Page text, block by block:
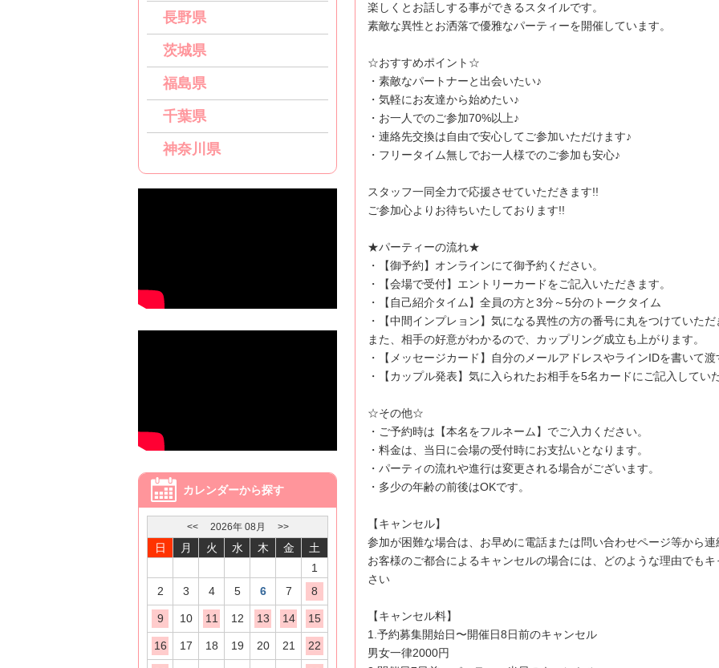
長野県
茨城県
福島県
千葉県
神奈川県
カレンダーから探す
<< 2026年 08 月 >>
日 月 火 水 木 金
土
1
2
3 4 5 6 7 8
9 10 11 12 13 14 15
16 17 18 19 20 21 22
楽しくとお話しする事ができるスタイルです。
素敵な異性とお洒落で優雅なパーティーを開催しています。
☆おすすめポイント☆
・素敵なパートナーと出会いたい♪
・気軽にお友達から始めたい♪
・お一人でのご参加70%以上♪
・連絡先交換は自由で安心してご参加いただけます♪
・フリータイム無しでお一人様でのご参加も安心♪
スタッフ一同全力で応援させていただきます!!
ご参加心よりお待ちいたしております!!
★パーティーの流れ★
・【御予約】オンラインにて御予約ください。
・【会場で受付】エントリーカードをご記入いただきます。
・【自己紹介タイム】全員の方と3分～5分のトークタイム
・【中間インプレョン】気になる異性の方の番号に丸をつけていただ
また、相手の好意がわかるので、カップリング成立も上がります。
・【メッセージカード】自分のメールアドレスやラインIDを書いて
・【カップル発表】気に入られたお相手を5名カードにご記入して
☆その他☆
・ご予約時は【本名をフルネーム】でご入力ください。
・料金は、当日に会場の受付時にお支払いとなります。
・パーティの流れや進行は変更される場合がございます。
・多少の年齢の前後はOKです。
【キャンセル】
参加が困難な場合は、お早めに電話または問い合わせページ等から
お客様のご都合によるキャンセルの場合には、どのような理由でも
さい
【キャンセル料】
1.予約募集開始日〜開催日8日前のキャンセル
男女一律2000円